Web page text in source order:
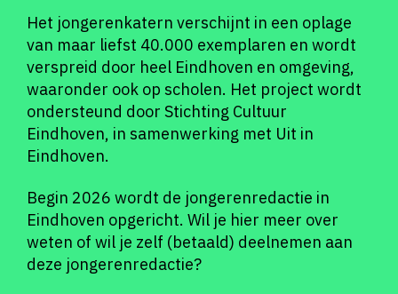
Het jongerenkatern verschijnt in een oplage
van maar liefst 40.000 exemplaren en wordt
verspreid door heel Eindhoven en omgeving,
waaronder ook op scholen. Het project wordt
ondersteund door Stichting Cultuur
Eindhoven, in samenwerking met Uit in
Eindhoven.
Begin 2026 wordt de jongerenredactie in
Eindhoven opgericht. Wil je hier meer over
weten of wil je zelf (betaald) deelnemen aan
deze jongerenredactie?